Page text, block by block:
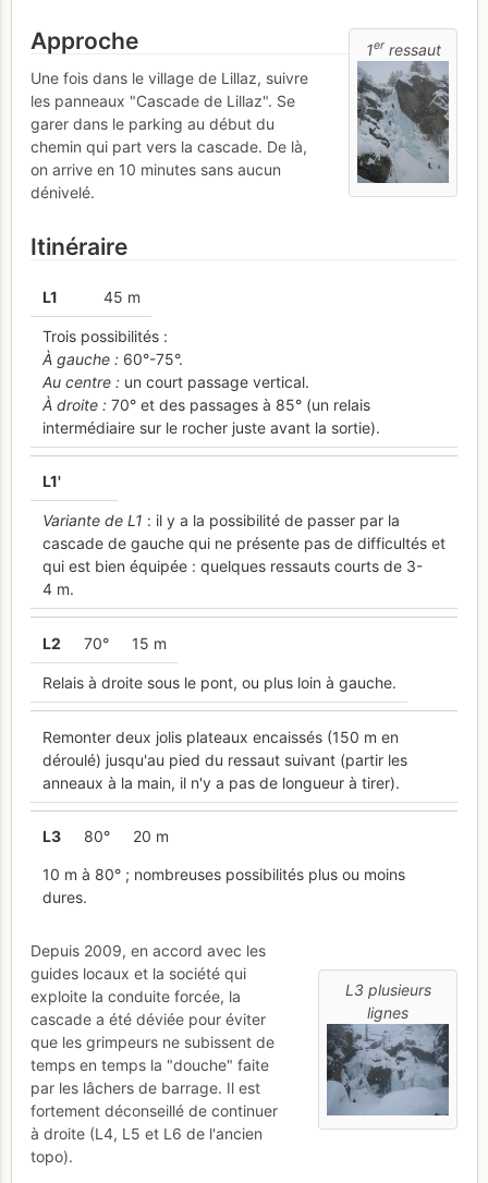
1erressaut
Approche
Une fois dans le village de Lillaz, suivre
les panneaux "Cascade de Lillaz". Se
garer dans le parking au début du
chemin qui part vers la cascade. De là,
on arrive en 10 minutes sans aucun
dénivelé.
Itinéraire
L1 45 m
Trois possibilités :
À gauche :60°-75°.
Au centre :un court passage vertical.
À droite :70° et des passages à 85° (un relais
intermédiaire sur le rocher juste avant la sortie).
L1'
Variante de L1 : il y a la possibilité de passer par la
cascade de gauche qui ne présente pas de difficultés et
qui est bien équipée : quelques ressauts courts de 3-
4 m.
L2 70° 15 m
Relais à droite sous le pont, ou plus loin à gauche.
Remonter deux jolis plateaux encaissés (150 m en
déroulé) jusqu'au pied du ressaut suivant (partir les
anneaux à la main, il n'y a pas de longueur à tirer).
L3 80° 20 m
10 m à 80° ; nombreuses possibilités plus ou moins
dures.
L3 plusieurs
lignes
Depuis 2009, en accord avec les
guides locaux et la société qui
exploite la conduite forcée, la
cascade a été déviée pour éviter
que les grimpeurs ne subissent de
temps en temps la "douche" faite
par les lâchers de barrage. Il est
fortement déconseillé de continuer
à droite (L4, L5 et L6 de l'ancien
topo).